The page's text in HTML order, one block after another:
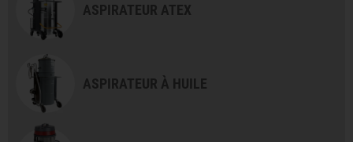
ASPIRATEUR ATEX
ASPIRATEUR À HUILE